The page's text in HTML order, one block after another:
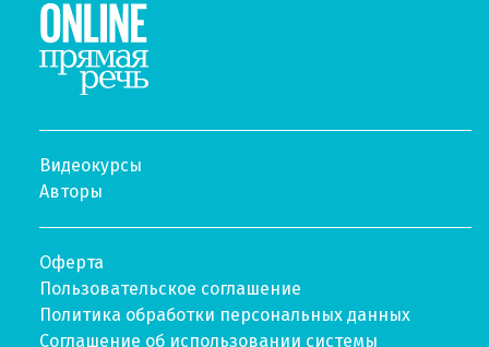
Видеокурсы
Авторы
Оферта
Пользовательское соглашение
Политика обработки персональных данных
Соглашение об использовании системы